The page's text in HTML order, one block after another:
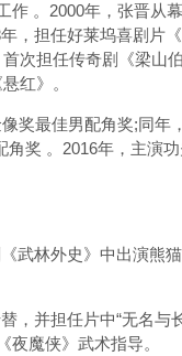
。2000年，张晋从
担任好莱坞喜剧片
次担任传奇剧《梁山
红》。
最佳男配角奖;同年
奖 。2016年，主演
林外史》中出演熊
并担任片中“无名与
魔侠》武术指导。